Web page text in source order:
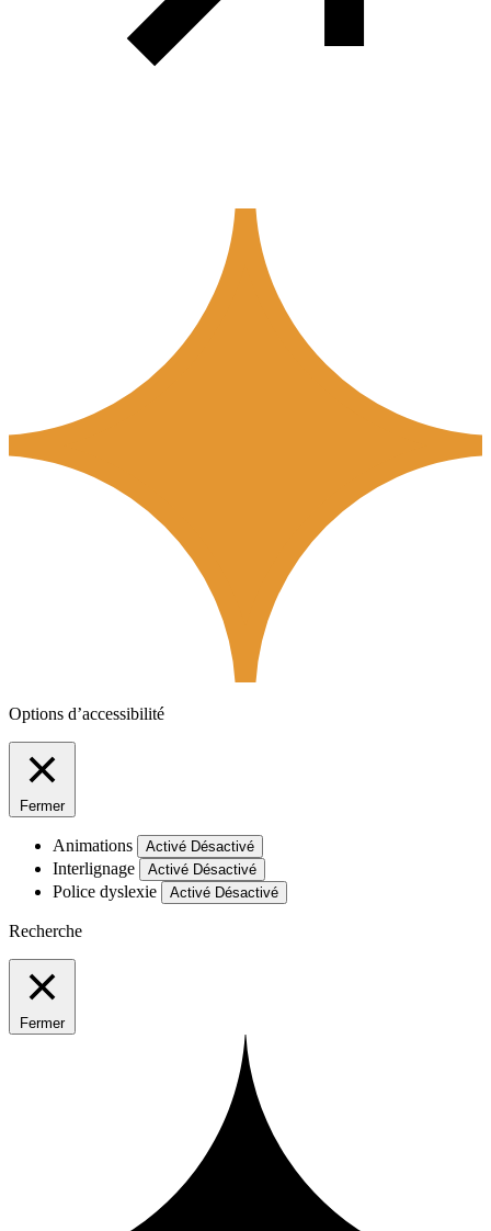
Options d’accessibilité
Fermer
Animations Activé Désactivé
Interlignage Activé Désactivé
Police dyslexie Activé Désactivé
Recherche
Fermer